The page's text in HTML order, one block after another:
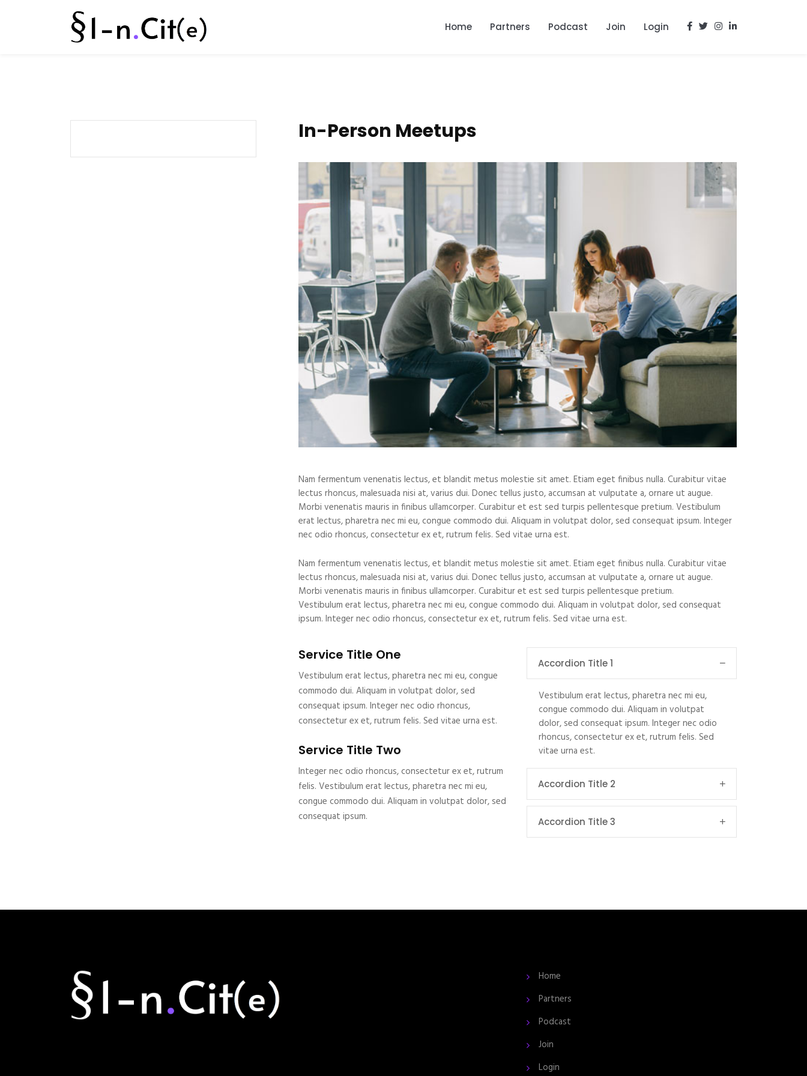
Home Partners Podcast Join Login
In-Person Meetups
Nam fermentum venenatis lectus, et blandit metus molestie sit amet. Etiam eget finibus nulla. Curabitur vitae
lectus rhoncus, malesuada nisi at, varius dui. Donec tellus justo, accumsan at vulputate a, ornare ut augue.
Morbi venenatis mauris in finibus ullamcorper. Curabitur et est sed turpis pellentesque pretium. Vestibulum
erat lectus, pharetra nec mi eu, congue commodo dui. Aliquam in volutpat dolor, sed consequat ipsum. Integer
nec odio rhoncus, consectetur ex et, rutrum felis. Sed vitae urna est.
Nam fermentum venenatis lectus, et blandit metus molestie sit amet. Etiam eget finibus nulla. Curabitur vitae
lectus rhoncus, malesuada nisi at, varius dui. Donec tellus justo, accumsan at vulputate a, ornare ut augue.
Morbi venenatis mauris in finibus ullamcorper. Curabitur et est sed turpis pellentesque pretium.
Vestibulum erat lectus, pharetra nec mi eu, congue commodo dui. Aliquam in volutpat dolor, sed consequat
ipsum. Integer nec odio rhoncus, consectetur ex et, rutrum felis. Sed vitae urna est.
Service Title One
Vestibulum erat lectus, pharetra nec mi eu, congue
commodo dui. Aliquam in volutpat dolor, sed
consequat ipsum. Integer nec odio rhoncus,
consectetur ex et, rutrum felis. Sed vitae urna est.
Service Title Two
Integer nec odio rhoncus, consectetur ex et, rutrum
felis. Vestibulum erat lectus, pharetra nec mi eu,
congue commodo dui. Aliquam in volutpat dolor, sed
consequat ipsum.
Accordion Title 1
Vestibulum erat lectus, pharetra nec mi eu,
congue commodo dui. Aliquam in volutpat
dolor, sed consequat ipsum. Integer nec odio
rhoncus, consectetur ex et, rutrum felis. Sed
vitae urna est.
Accordion Title 2
Accordion Title 3
Home
Partners
Podcast
Join
Login